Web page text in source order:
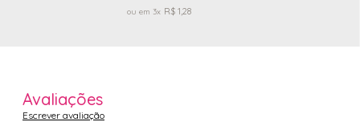
3x R$ 1,28
Avaliações
Escrever avaliação